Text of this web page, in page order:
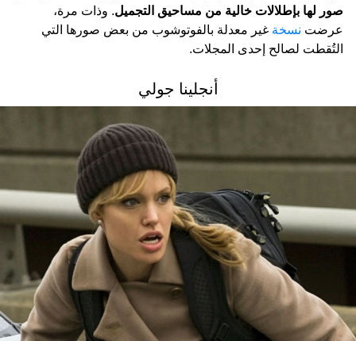
صور لها بإطلالات خالية من مساحيق التجميل. وذات مرة،
عرضت نسخة غير معدلة بالفوتوشوب من بعض صورها التي
التُقطت لصالح إحدى المجلات.
أنجلينا جولي